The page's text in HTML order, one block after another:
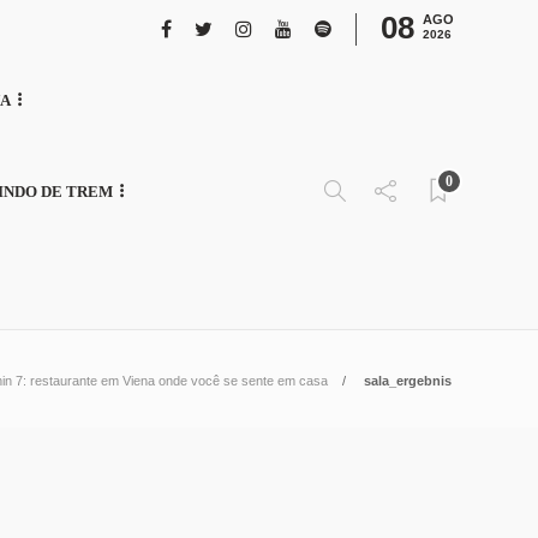
08 AGO
2026
DE TREM
0
7: restaurante em Viena onde você se sente em casa sala_ergebnis